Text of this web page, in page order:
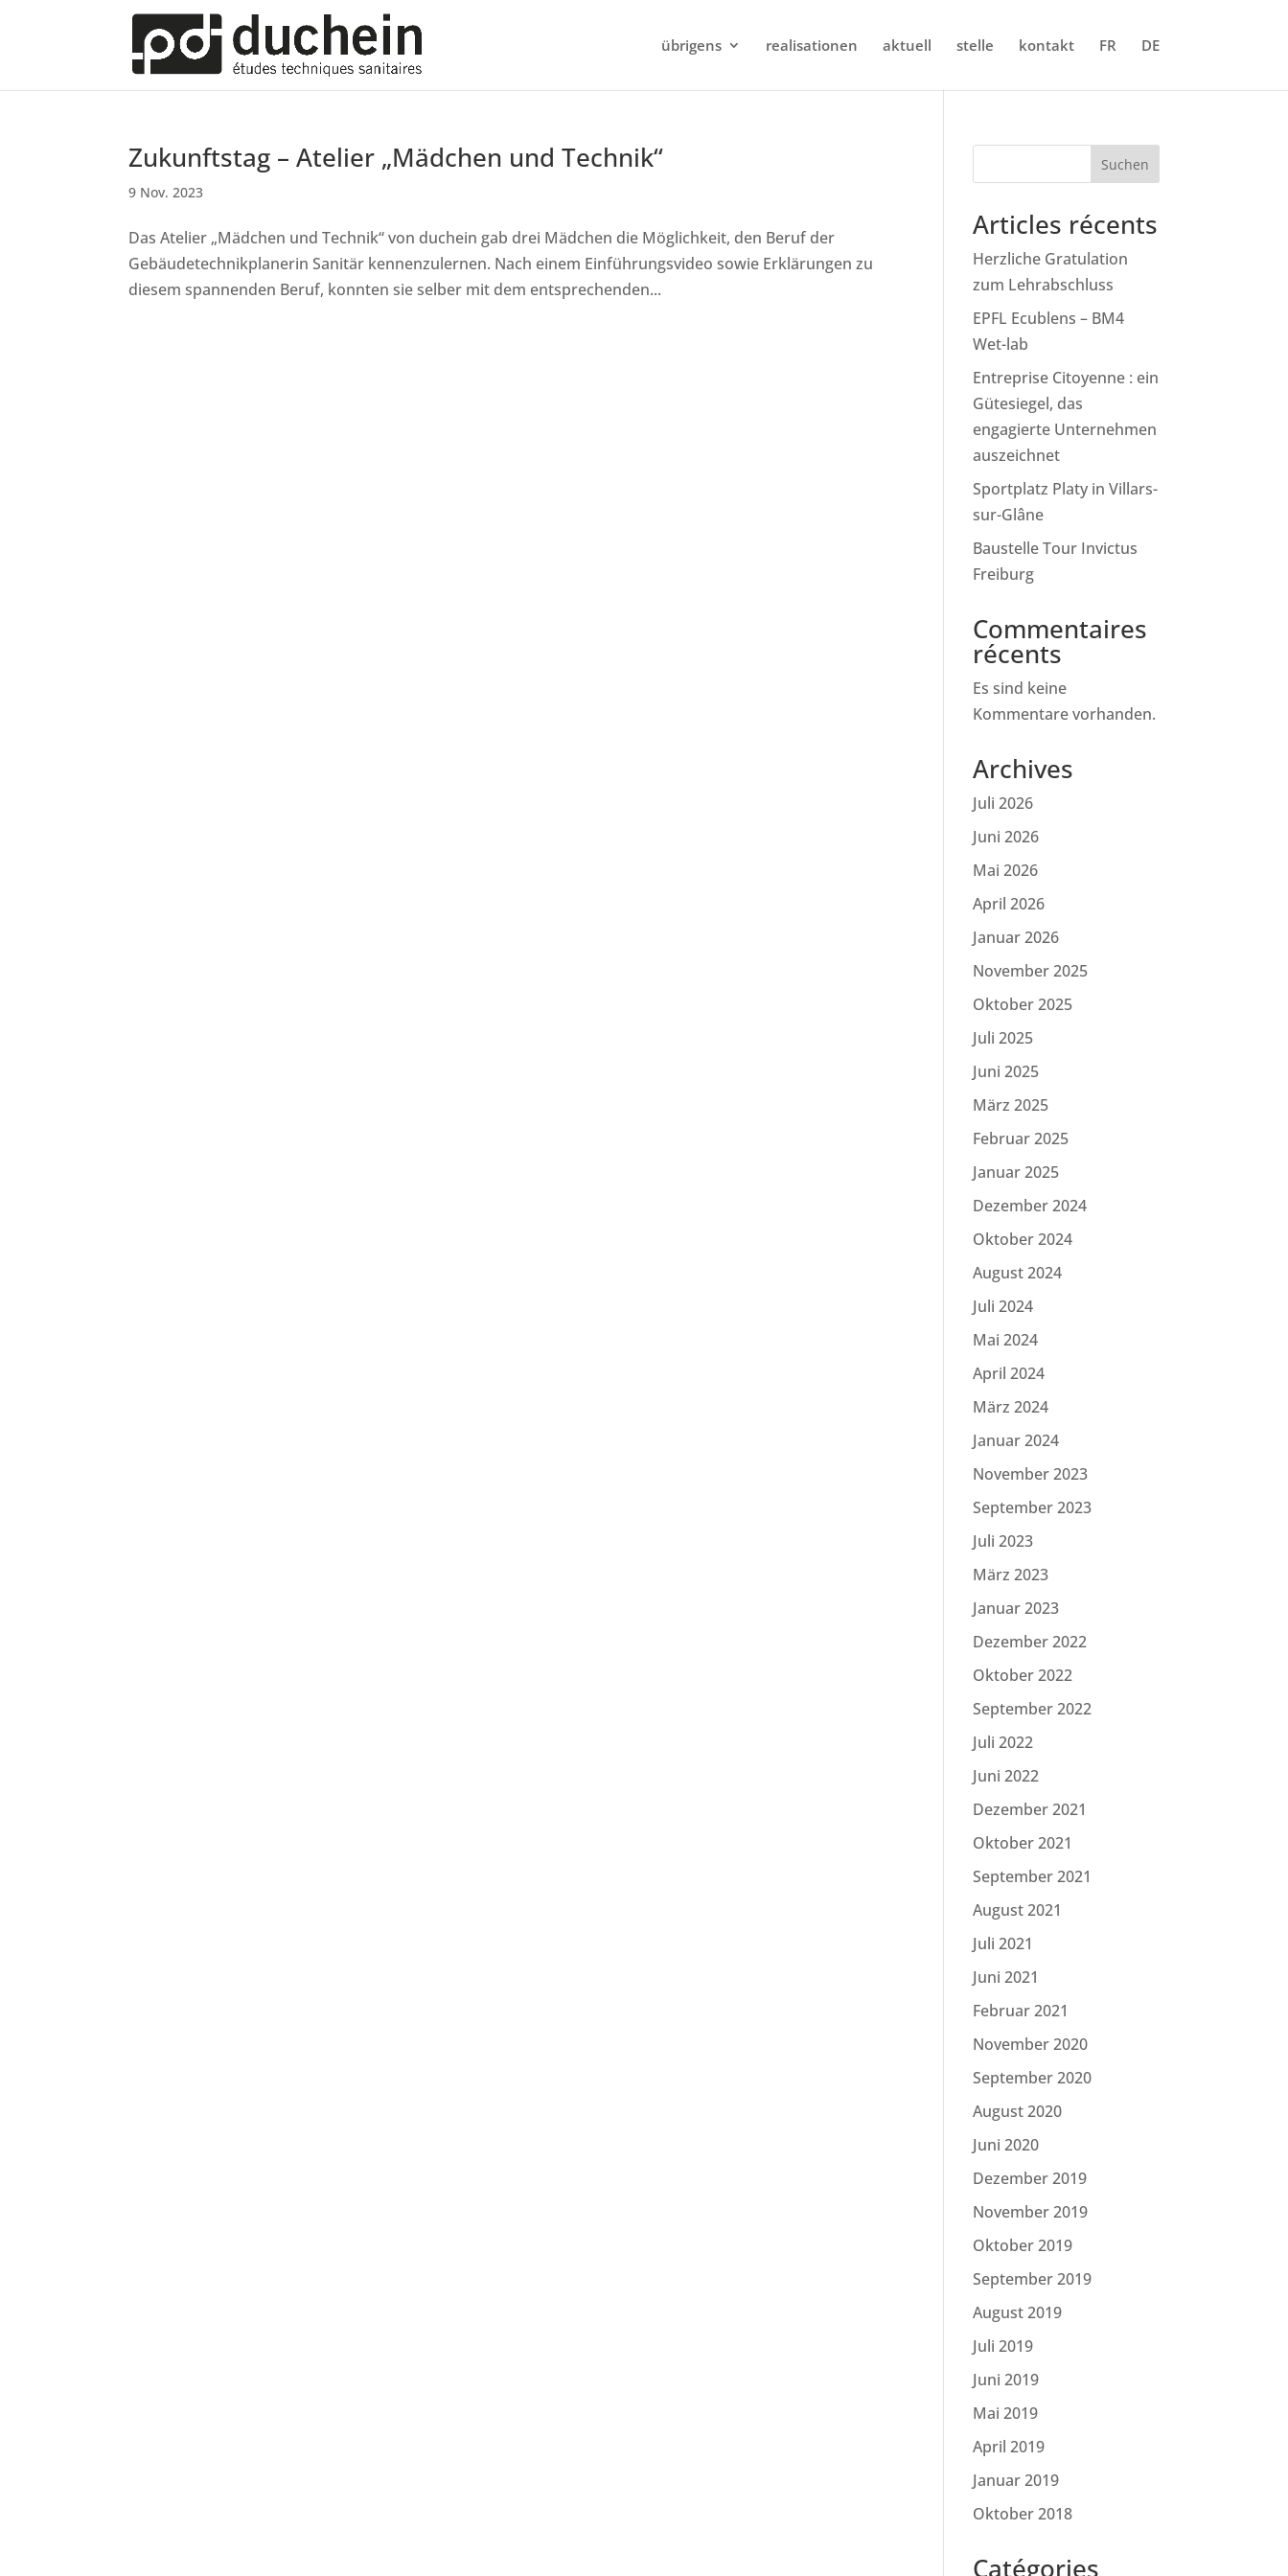
übrigens realisationen aktuell stelle kontakt FR DE
Zukunftstag – Atelier „Mädchen und Technik“
9 Nov. 2023
Das Atelier „Mädchen und Technik“ von duchein gab drei Mädchen die Möglichkeit, den Beruf der
Gebäudetechnikplanerin Sanitär kennenzulernen. Nach einem Einführungsvideo sowie Erklärungen zu
diesem spannenden Beruf, konnten sie selber mit dem entsprechenden...
Suchen
Articles récents
Herzliche Gratulation
zum Lehrabschluss
EPFL Ecublens – BM4
Wet-lab
Entreprise Citoyenne : ein
Gütesiegel, das
engagierte Unternehmen
auszeichnet
Sportplatz Platy in Villars-
sur-Glâne
Baustelle Tour Invictus
Freiburg
Commentaires
récents
Es sind keine
Kommentare vorhanden.
Archives
Juli 2026
Juni 2026
Mai 2026
April 2026
Januar 2026
November 2025
Oktober 2025
Juli 2025
Juni 2025
März 2025
Februar 2025
Januar 2025
Dezember 2024
Oktober 2024
August 2024
Juli 2024
Mai 2024
April 2024
März 2024
Januar 2024
November 2023
September 2023
Juli 2023
März 2023
Januar 2023
Dezember 2022
Oktober 2022
September 2022
Juli 2022
Juni 2022
Dezember 2021
Oktober 2021
September 2021
August 2021
Juli 2021
Juni 2021
Februar 2021
November 2020
September 2020
August 2020
Juni 2020
Dezember 2019
November 2019
Oktober 2019
September 2019
August 2019
Juli 2019
Juni 2019
Mai 2019
April 2019
Januar 2019
Oktober 2018
Catégories